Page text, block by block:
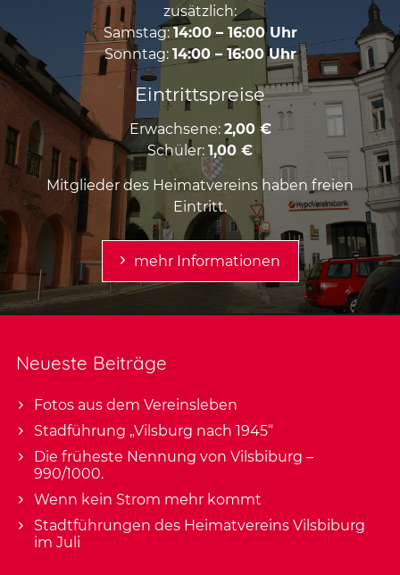
zusätzlich:
Samstag: 14:00 – 16:00 Uhr
Sonntag: 14:00 – 16:00 Uhr
Eintrittspreise
Erwachsene: 2,00 €
Schüler: 1,00 €
Mitglieder des Heimatvereins haben freien
Eintritt.
mehr Informationen
Neueste Beiträge
Fotos aus dem Vereinsleben
Stadführung „Vilsburg nach 1945“
Die früheste Nennung von Vilsbiburg –
990/1000.
Wenn kein Strom mehr kommt
Stadtführungen des Heimatvereins Vilsbiburg
im Juli